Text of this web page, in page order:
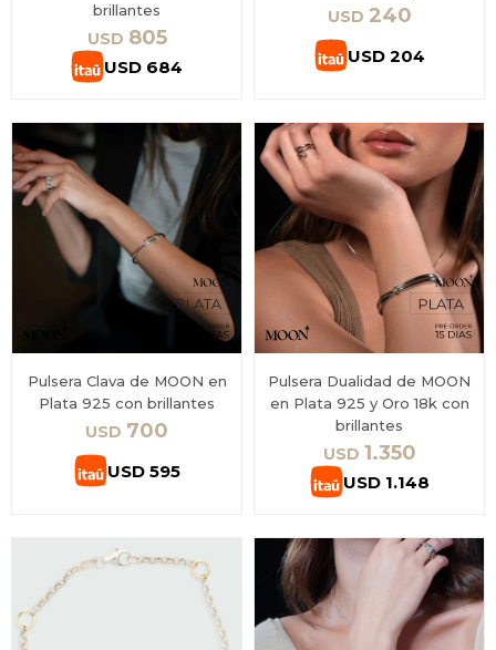
brillantes
USD 805
USD 684
USD 240
USD 204
Pulsera Clava de MOON en
Plata 925 con brillantes
USD 700
USD 595
Pulsera Dualidad de MOON
en Plata 925 y Oro 18k con
brillantes
USD 1.350
USD 1.148